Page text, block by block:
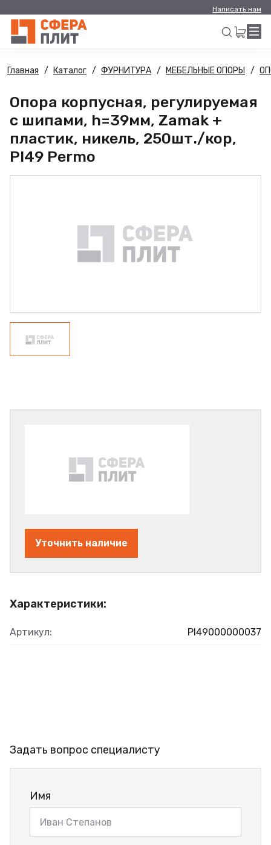
Написать нам
Искать
Главная Каталог ФУРНИТУРА МЕБЕЛЬНЫЕ ОПОРЫ
Опора корпусная, регулируемая
с шипами, h=39мм, Zamak +
пластик, никель, 250шт./кор,
PI49 Permo
Характеристики:
Артикул: PI49000000037
Уточнить наличие
Задать вопрос специалисту
Имя